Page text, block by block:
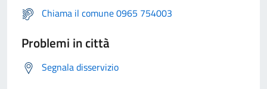
Chiama il comune 0965 754003
Problemi in città
Segnala disservizio